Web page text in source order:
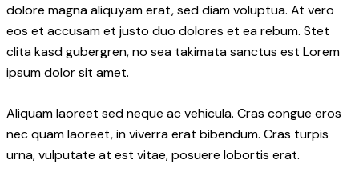
dolore magna aliquyam erat, sed diam voluptua. At vero
eos et accusam et justo duo dolores et ea rebum. Stet
clita kasd gubergren, no sea takimata sanctus est Lorem
ipsum dolor sit amet.
Aliquam laoreet sed neque ac vehicula. Cras congue eros
nec quam laoreet, in viverra erat bibendum. Cras turpis
urna, vulputate at est vitae, posuere lobortis erat.